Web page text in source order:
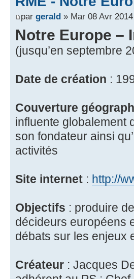
par gerald » Mar 08 Avr
Notre Europe –
(jusqu’en septembre
Date de création :
Couverture
influente globalement
son fondateur ainsi
activités
Site internet : http://
Objectifs : produire
décideurs européens
débats sur les enjeux
Créateur : Jacques